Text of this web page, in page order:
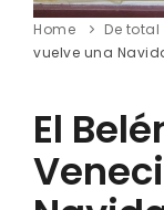
Home De
vuelve una
El